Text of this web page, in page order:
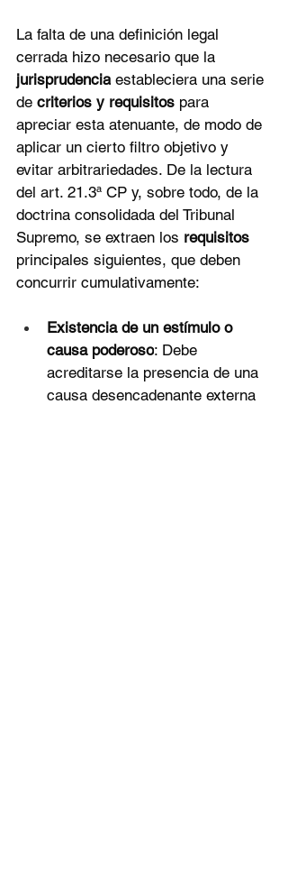
La falta de una definición legal
cerrada hizo necesario que la
jurisprudencia estableciera una serie
de criterios y requisitos para
apreciar esta atenuante, de modo de
aplicar un cierto filtro objetivo y
evitar arbitrariedades. De la lectura
del art. 21.3ª CP y, sobre todo, de la
doctrina consolidada del Tribunal
Supremo, se extraen los requisitos
principales siguientes, que deben
concurrir cumulativamente:
Existencia de un estímulo o
causa poderoso: Debe
acreditarse la presencia de una
causa desencadenante externa